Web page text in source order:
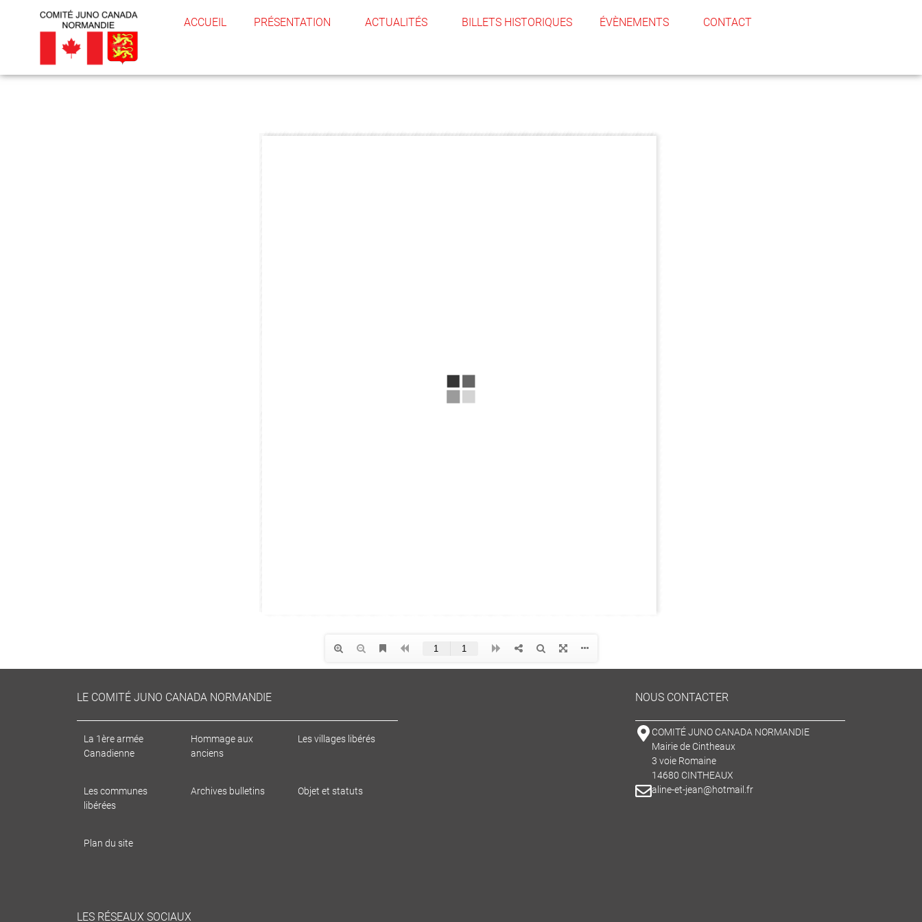
ACCUEIL PRÉSENTATION ACTUALITÉS BILLETS HISTORIQUES ÉVÈNEMENTS CONTACT
LE COMITÉ JUNO CANADA NORMANDIE
La 1ère armée
Canadienne
Hommage aux
anciens
Les villages libérés
Les communes
libérées
Archives bulletins Objet et statuts
Plan du site
NOUS CONTACTER
COMITÉ JUNO CANADA NORMANDIE
Mairie de Cintheaux
3 voie Romaine
14680 CINTHEAUX
aline-et-jean@hotmail.fr
LES RÉSEAUX SOCIAUX